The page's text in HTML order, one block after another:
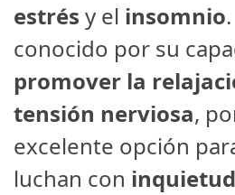
estrés y el insomnio.
conocido por su
promover la
tensión nerviosa,
excelente opción
luchan con inquietud